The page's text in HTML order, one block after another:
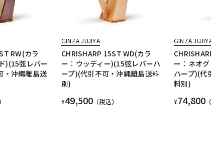
RW(カラ
)(15弦レバー
・沖縄離島送
GINZA JUJIYA
CHRISHARP 15ST WD(カラ
ー：ウッディー)(15弦レバーハ
ープ)(代引不可・沖縄離島送料
別)
¥49,500 （税込）
GINZA
ー：ネオ
ハープ)(代
料別)
¥74,800